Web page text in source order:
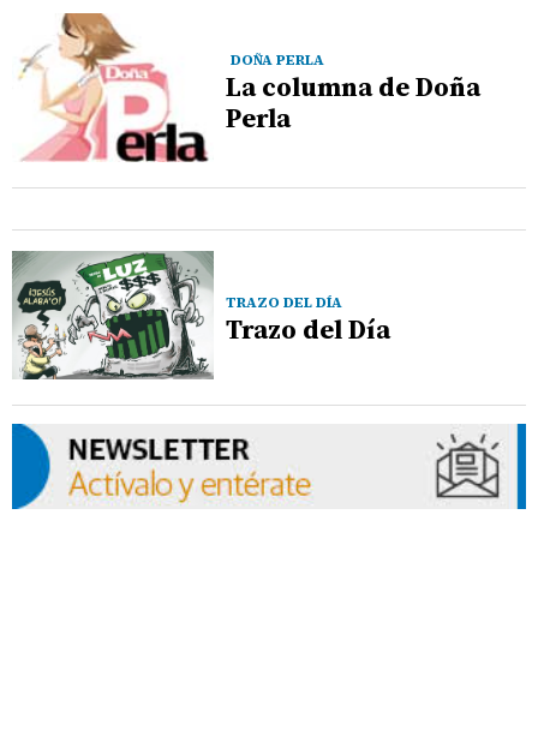
DOÑA PERLA
La columna de Doña
Perla
TRAZO DEL DÍA
Trazo del Día